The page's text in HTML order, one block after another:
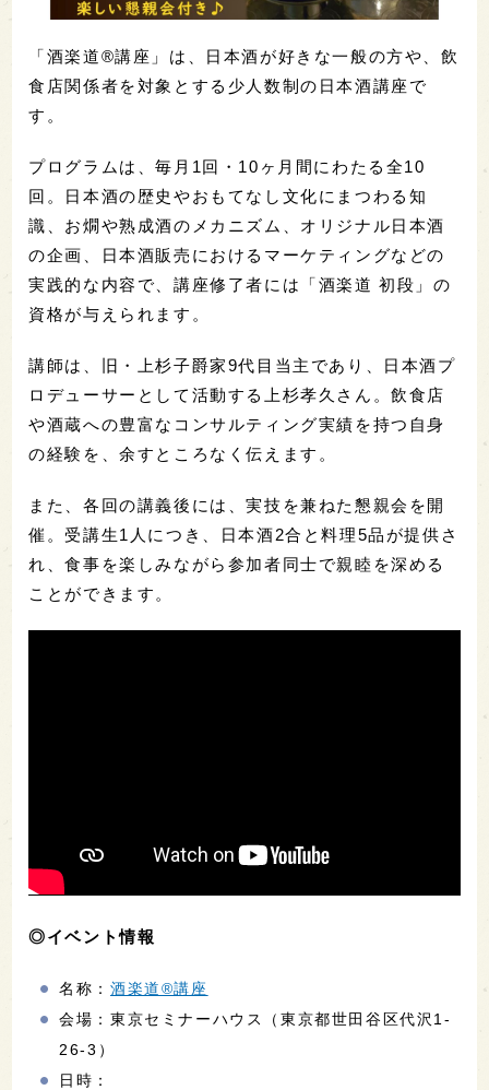
「酒楽道®講座」は、日本酒が好きな一般の方や、飲
食店関係者を対象とする少人数制の日本酒講座で
す。
プログラムは、毎月1回・10ヶ月間にわたる全10
回。日本酒の歴史やおもてなし文化にまつわる知
識、お燗や熟成酒のメカニズム、オリジナル日本酒
の企画、日本酒販売におけるマーケティングなどの
実践的な内容で、講座修了者には「酒楽道 初段」の
資格が与えられます。
講師は、旧・上杉子爵家9代目当主であり、日本酒プ
ロデューサーとして活動する上杉孝久さん。飲食店
や酒蔵への豊富なコンサルティング実績を持つ自身
の経験を、余すところなく伝えます。
また、各回の講義後には、実技を兼ねた懇親会を開
催。受講生1人につき、日本酒2合と料理5品が提供さ
れ、食事を楽しみながら参加者同士で親睦を深める
ことができます。
◎イベント情報
名称：酒楽道®講座
会場：東京セミナーハウス（東京都世田谷区代沢1-
26-3）
日時：